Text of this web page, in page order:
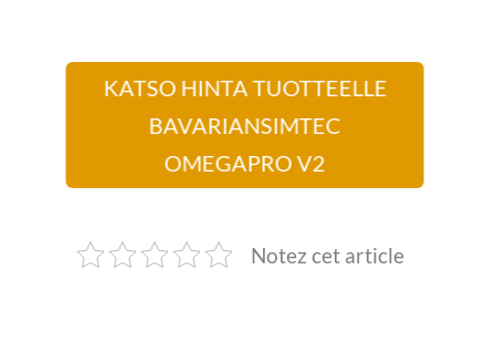
KATSO HINTA TUOTTEELLE
BAVARIANSIMTEC
OMEGAPRO V2
Notez cet article